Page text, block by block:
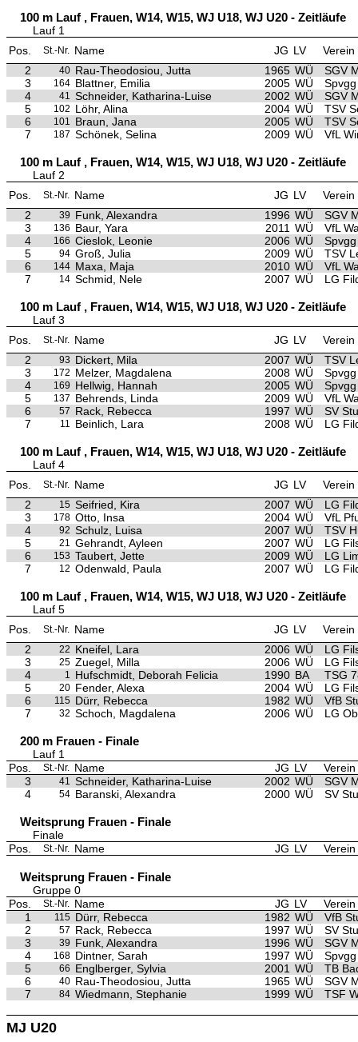
100 m Lauf , Frauen, W14, W15, WJ U18, WJ U20 - Zeitläufe
Lauf 1
Pos.
St.-Nr. Name JG LV
Verein
2
40 Rau-Theodosiou, Jutta 1965 WÜ
SGV
3
164 Blattner, Emilia 2005 WÜ
4
41 Schneider, Katharina-Luise 2002 WÜ
SGV
5
102 Löhr, Alina 2004 WÜ
TSV
6
101 Braun, Jana 2005 WÜ
TSV
7
187 Schönek, Selina 2009 WÜ VfL
100 m Lauf , Frauen, W14, W15, WJ U18, WJ U20 - Zeitläufe
Lauf 2
Pos.
St.-Nr. Name JG LV
Verein
2
39 Funk, Alexandra 1996 WÜ
SGV
3
136 Baur, Yara 2011 WÜ
VfL
4
166 Cieslok, Leonie 2006 WÜ
5
94 Groß, Julia 2009 WÜ
TSV
6
144 Maxa, Maja 2010 WÜ
VfL
7
14 Schmid, Nele 2007 WÜ LG
100 m Lauf , Frauen, W14, W15, WJ U18, WJ U20 - Zeitläufe
Lauf 3
Pos.
St.-Nr. Name JG LV
Verein
2
93 Dickert, Mila 2007 WÜ
TSV
3
172 Melzer, Magdalena 2008 WÜ
4
169 Hellwig, Hannah 2005 WÜ
5
137 Behrends, Linda 2009 WÜ
VfL
6
57 Rack, Rebecca 1997 WÜ
SV
7
11 Beinlich, Lara 2008 WÜ LG
100 m Lauf , Frauen, W14, W15, WJ U18, WJ U20 - Zeitläufe
Lauf 4
Pos.
St.-Nr. Name JG LV
Verein
2
15 Seifried, Kira 2007 WÜ
LG
3
178 Otto, Insa 2004 WÜ
VfL
4
92 Schulz, Luisa 2007 WÜ
TSV
5
21 Gehrandt, Ayleen 2007 WÜ
LG
6
153 Taubert, Jette 2009 WÜ
LG
7
12 Odenwald, Paula 2007 WÜ LG
100 m Lauf , Frauen, W14, W15, WJ U18, WJ U20 - Zeitläufe
Lauf 5
Pos.
St.-Nr. Name JG LV
Verein
2
22 Kneifel, Lara 2006 WÜ
LG
3
25 Zuegel, Milla 2006 WÜ
LG
4
1 Hufschmidt, Deborah Felicia 1990 BA
TSG
5
20 Fender, Alexa 2004 WÜ
LG
6
115 Dürr, Rebecca 1982 WÜ
VfB
7
32 Schoch, Magdalena 2006 WÜ LG
200 m Frauen - Finale
Lauf 1
Pos.
St.-Nr. Name JG LV
Verein
3
41 Schneider, Katharina-Luise 2002 WÜ
SGV
4
54 Baranski, Alexandra 2000 WÜ SV
Weitsprung Frauen - Finale
Finale
Pos.
St.-Nr. Name JG LV Verein
Weitsprung Frauen - Finale
Gruppe 0
Pos.
St.-Nr. Name JG LV
Verein
1
115 Dürr, Rebecca 1982 WÜ
VfB
2
57 Rack, Rebecca 1997 WÜ
SV
3
39 Funk, Alexandra 1996 WÜ
SGV
4
168 Dintner, Sarah 1997 WÜ
5
66 Englberger, Sylvia 2001 WÜ
TB
6
40 Rau-Theodosiou, Jutta 1965 WÜ
SGV
7
84 Wiedmann, Stephanie 1999 WÜ TSF
MJ U20